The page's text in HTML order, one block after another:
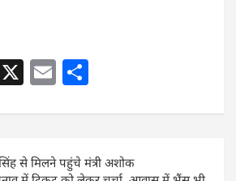
X E
ai
l
ar
e
से मिलने पहुंचे मंत्री अशोक